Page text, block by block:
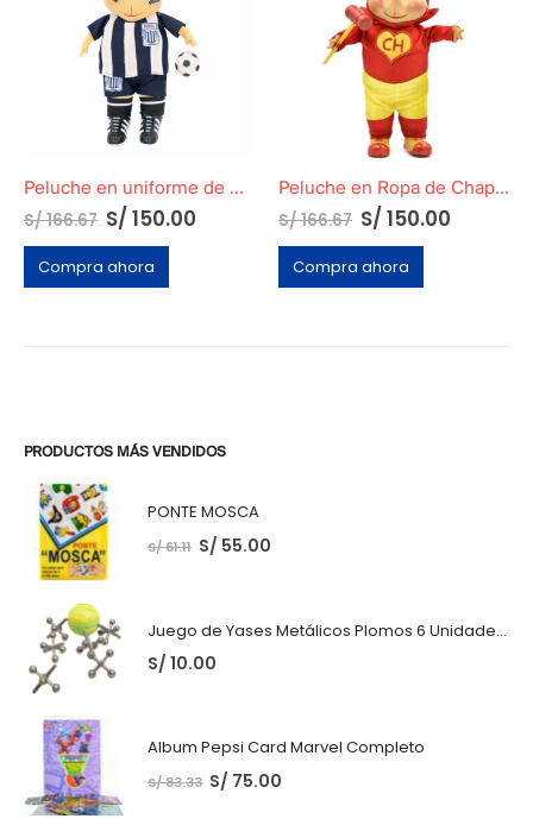
Peluche en uniforme de Alianza Lima
S/166.67 S/ 150.00
Compra ahora
Peluche en Ropa de Chapulin colorado
S/166.67 S/ 150.00
Compra ahora
PRODUCTOS MÁS VENDIDOS
PONTE MOSCA
S/61.11 S/ 55.00
Juego de Yases Metálicos Plomos 6 Unidades + Pelota de Goma (En Bolsita Lista para Regalar)
S/ 10.00
Album Pepsi Card Marvel Completo
S/83.33 S/ 75.00